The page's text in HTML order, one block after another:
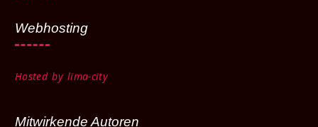
Webhosting
Hosted by lima-city
Mitwirkende Autoren